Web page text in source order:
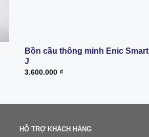
Bồn cầu thông minh Enic Smart
J
3.600.000 ₫
HỖ TRỢ KHÁCH HÀNG